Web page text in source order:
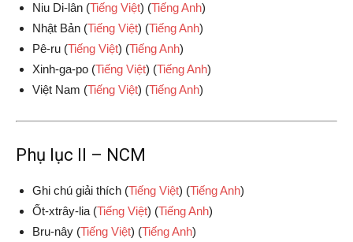
Niu Di-lân (Tiếng Việt) (Tiếng Anh)
Nhật Bản (Tiếng Việt) (Tiếng Anh)
Pê-ru (Tiếng Việt) (Tiếng Anh)
Xinh-ga-po (Tiếng Việt) (Tiếng Anh)
Việt Nam (Tiếng Việt) (Tiếng Anh)
Phụ lục II – NCM
Ghi chú giải thích (Tiếng Việt) (Tiếng Anh)
Ốt-xtrây-lia (Tiếng Việt) (Tiếng Anh)
Bru-nây (Tiếng Việt) (Tiếng Anh)